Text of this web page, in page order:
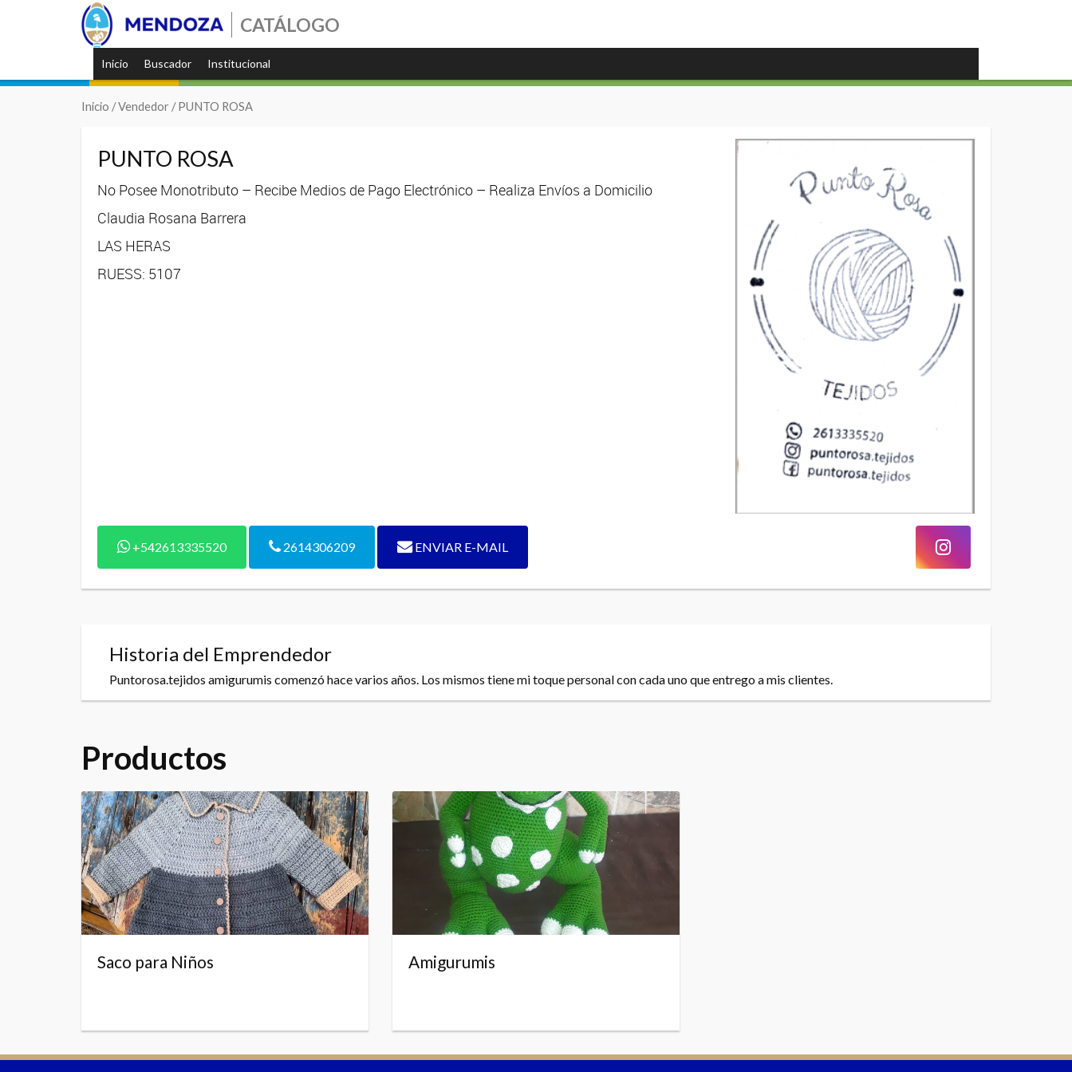
CATÁLOGO
Inicio Buscador Institucional
Inicio / Vendedor / PUNTO ROSA
PUNTO ROSA
No Posee Monotributo – Recibe Medios de Pago Electrónico – Realiza Envíos a Domicilio
Claudia Rosana Barrera
LAS HERAS
RUESS: 5107
+542613335520 2614306209 ENVIAR E-MAIL
Historia del Emprendedor
Puntorosa.tejidos amigurumis comenzó hace varios años. Los mismos tiene mi toque personal con cada uno que entrego a mis clientes.
Productos
Saco para Niños Amigurumis